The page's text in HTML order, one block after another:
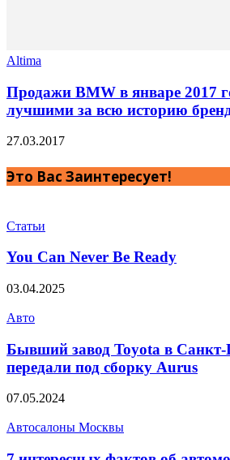
Altima
Продажи BMW в январе 2017
лучшими за всю историю
27.03.2017
Это Вас Заинтересует!
Статьи
You Can Never Be Ready
03.04.2025
Авто
Бывший завод Toyota в Санкт-
передали под сборку Aurus
07.05.2024
Автосалоны Москвы